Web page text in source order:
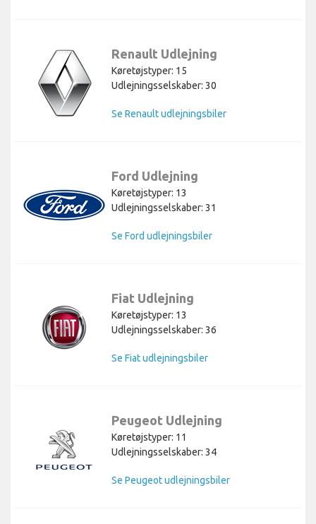
Renault Udlejning
Køretøjstyper: 15
Udlejningsselskaber: 30
Se Renault udlejningsbiler
Ford Udlejning
Køretøjstyper: 13
Udlejningsselskaber: 31
Se Ford udlejningsbiler
Fiat Udlejning
Køretøjstyper: 13
Udlejningsselskaber: 36
Se Fiat udlejningsbiler
Peugeot Udlejning
Køretøjstyper: 11
Udlejningsselskaber: 34
Se Peugeot udlejningsbiler